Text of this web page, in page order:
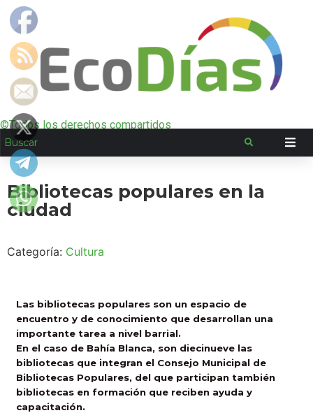
©Todos los derechos compartidos
Bibliotecas populares en la
ciudad
Categoría: Cultura
Las bibliotecas populares son un espacio de
encuentro y de conocimiento que desarrollan una
importante tarea a nivel barrial.
En el caso de Bahía Blanca, son diecinueve las
bibliotecas que integran el Consejo Municipal de
Bibliotecas Populares, del que participan también
bibliotecas en formación que reciben ayuda y
capacitación.